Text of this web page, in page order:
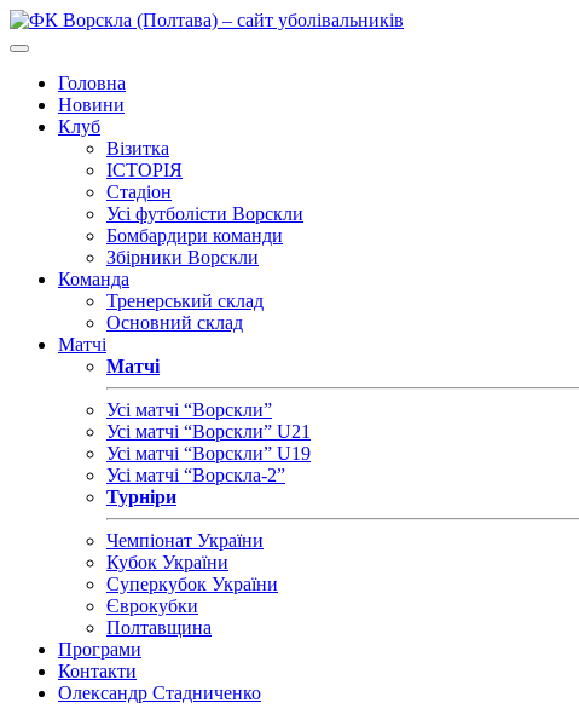
Головна
Новини
Клуб
Візитка
ІСТОРІЯ
Стадіон
Усі футболісти Ворскли
Бомбардири команди
Збірники Ворскли
Команда
Тренерський склад
Основний склад
Матчі
Матчі
Усі матчі “Ворскли”
Усі матчі “Ворскли” U21
Усі матчі “Ворскли” U19
Усі матчі “Ворскла-2”
Турніри
Чемпіонат України
Кубок України
Суперкубок України
Єврокубки
Полтавщина
Програми
Контакти
Олександр Стадниченко